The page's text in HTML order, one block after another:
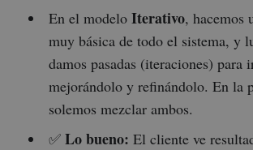
En el modelo Iterativo, hacemos
muy básica de todo el sistema, y
damos pasadas (iteraciones) para
mejorándolo y refinándolo. En la
solemos mezclar ambos.
✅ Lo bueno: El cliente ve